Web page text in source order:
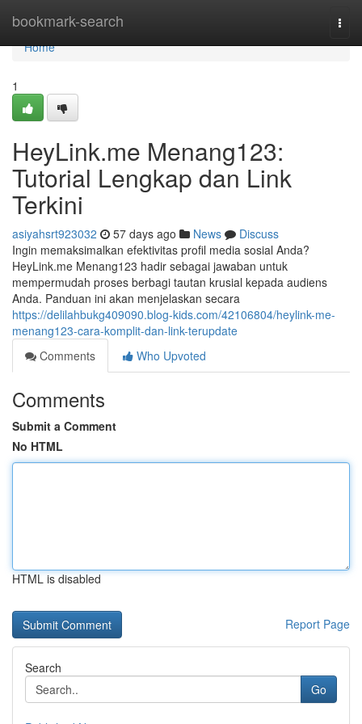
bookmark-search
Home
Home
1
HeyLink.me Menang123:
Tutorial Lengkap dan Link
Terkini
asiyahsrt923032 57 days ago News
Discuss
Ingin memaksimalkan efektivitas profil media sosial Anda?
HeyLink.me Menang123 hadir sebagai jawaban untuk
mempermudah proses berbagi tautan krusial kepada audiens
Anda. Panduan ini akan menjelaskan secara
https://delilahbukg409090.blog-kids.com/42106804/heylink-me-
menang123-cara-komplit-dan-link-terupdate
Comments
Who Upvoted
Comments
Submit a Comment
No HTML
HTML is disabled
Report Page
Search
Go